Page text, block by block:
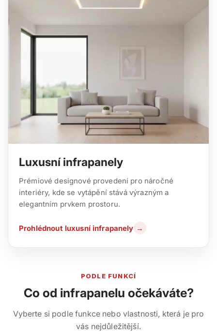
Luxusní infrapanely
Prémiové designové provedení pro náročné
interiéry, kde se vytápění stává výrazným a
elegantním prvkem prostoru.
Prohlédnout luxusní infrapanely →
PODLE FUNKCÍ
Co od infrapanelu očekáváte?
Vyberte si podle funkce nebo vlastnosti, která je pro
vás nejdůležitější.